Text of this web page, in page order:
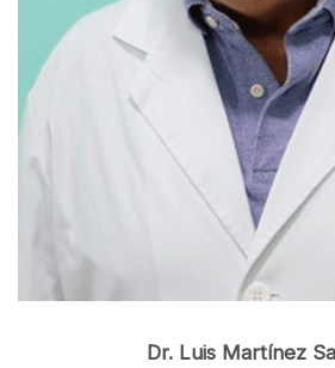
Dr. Luis Martínez